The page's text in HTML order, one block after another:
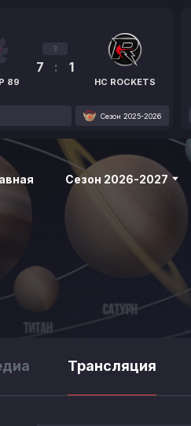
89
3
7 : 1
HC ROCKETS
Сезон 2025-2026
Сезон 2026-2027
Трансляция